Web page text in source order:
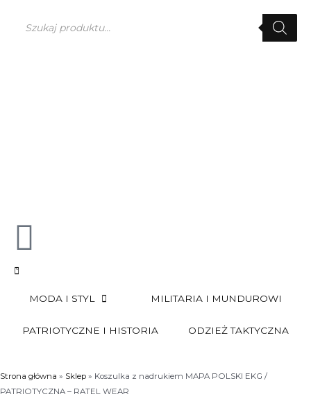
produktów
0
MODA I STYL MILITARIA I MUNDUROWI
PATRIOTYCZNE I HISTORIA ODZIEŻ TAKTYCZNA
Strona główna » Sklep » Koszulka z nadrukiem MAPA POLSKI EKG /
PATRIOTYCZNA – RATEL WEAR